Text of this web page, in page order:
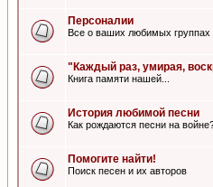
Персоналии
Все о ваших любимых группах
"Каждый раз, умирая,
Книга памяти нашей...
История любимой песни
Как рождаются песни на
Помогите найти!
Поиск песен и их авторов